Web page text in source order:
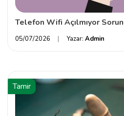
Telefon Wifi Açılmıyor
05/07/2026 Yazar: Admin
Tamir